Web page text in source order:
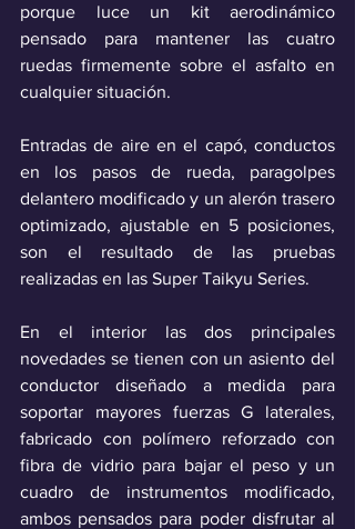
porque luce un kit aerodinámico
pensado para mantener las cuatro
ruedas firmemente sobre el asfalto en
cualquier situación.
Entradas de aire en el capó, conductos
en los pasos de rueda, paragolpes
delantero modificado y un alerón trasero
optimizado, ajustable en 5 posiciones,
son el resultado de las pruebas
realizadas en las Super Taikyu Series.
En el interior las dos principales
novedades se tienen con un asiento del
conductor diseñado a medida para
soportar mayores fuerzas G laterales,
fabricado con polímero reforzado con
fibra de vidrio para bajar el peso y un
cuadro de instrumentos modificado,
ambos pensados para poder disfrutar al